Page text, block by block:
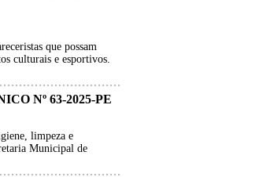
que possam
culturais e esportivos.
Nº 63-2025-PE
limpeza e
Municipal de